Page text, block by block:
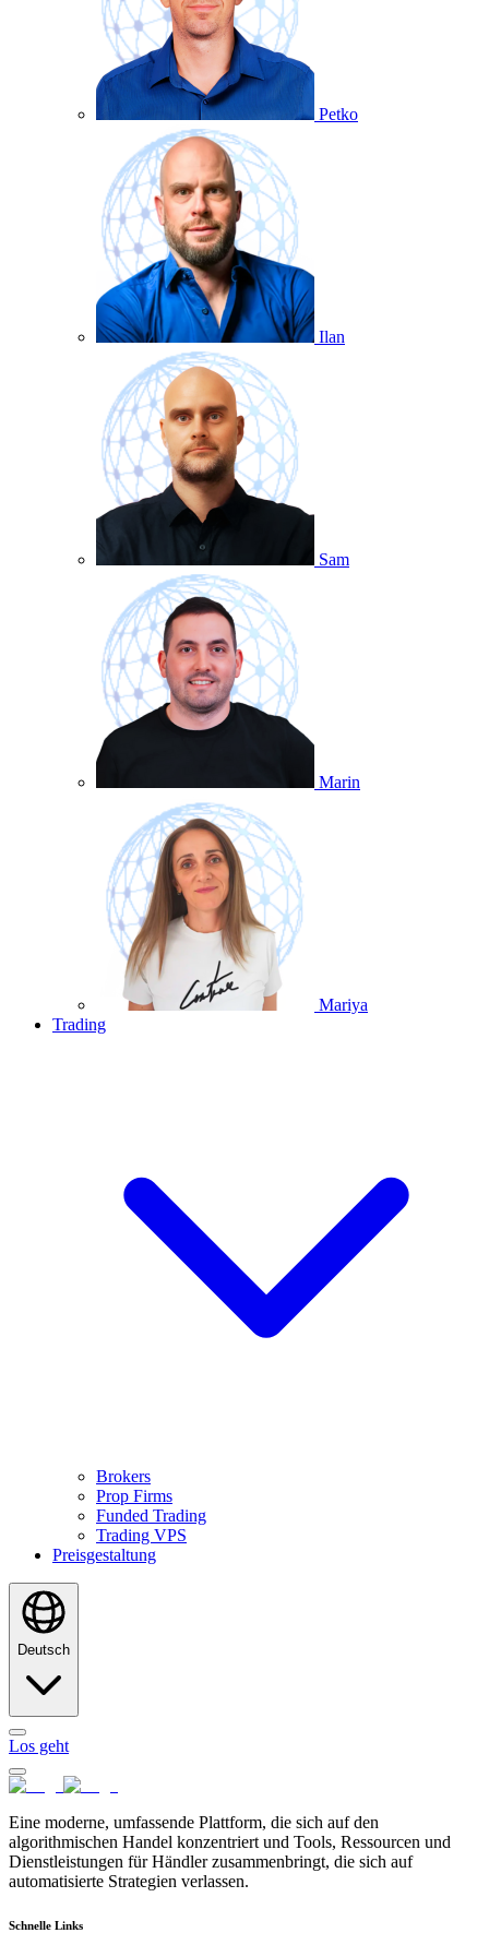
Petko
Ilan
Sam
Marin
Mariya
Trading
Brokers
Prop Firms
Funded Trading
Trading VPS
Preisgestaltung
Deutsch
Los geht
Eine moderne, umfassende Plattform, die sich auf den
algorithmischen Handel konzentriert und Tools, Ressourcen und
Dienstleistungen für Händler zusammenbringt, die sich auf
automatisierte Strategien verlassen.
Schnelle Links